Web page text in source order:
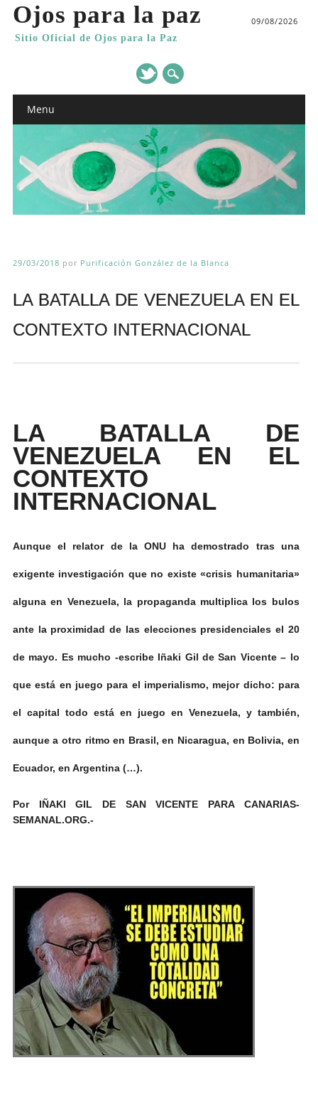
Ojos para la paz
Sitio Oficial de Ojos para la Paz
09/08/2026
Main menu
Menu
Andrés Vázquez de Sola
29/03/2018 por Purificación González de la Blanca
LA BATALLA DE VENEZUELA EN EL
CONTEXTO INTERNACIONAL
LA BATALLA DE
VENEZUELA EN EL
CONTEXTO
INTERNACIONAL
Aunque el relator de la ONU ha demostrado tras una
exigente investigación que no existe «crisis humanitaria»
alguna en Venezuela, la propaganda multiplica los bulos
ante la proximidad de las elecciones presidenciales el 20
de mayo. Es mucho -escribe Iñaki Gil de San Vicente – lo
que está en juego para el imperialismo, mejor dicho: para
el capital todo está en juego en Venezuela, y también,
aunque a otro ritmo en Brasil, en Nicaragua, en Bolivia, en
Ecuador, en Argentina (…).
Por IÑAKI GIL DE SAN VICENTE PARA CANARIAS-
SEMANAL.ORG.-